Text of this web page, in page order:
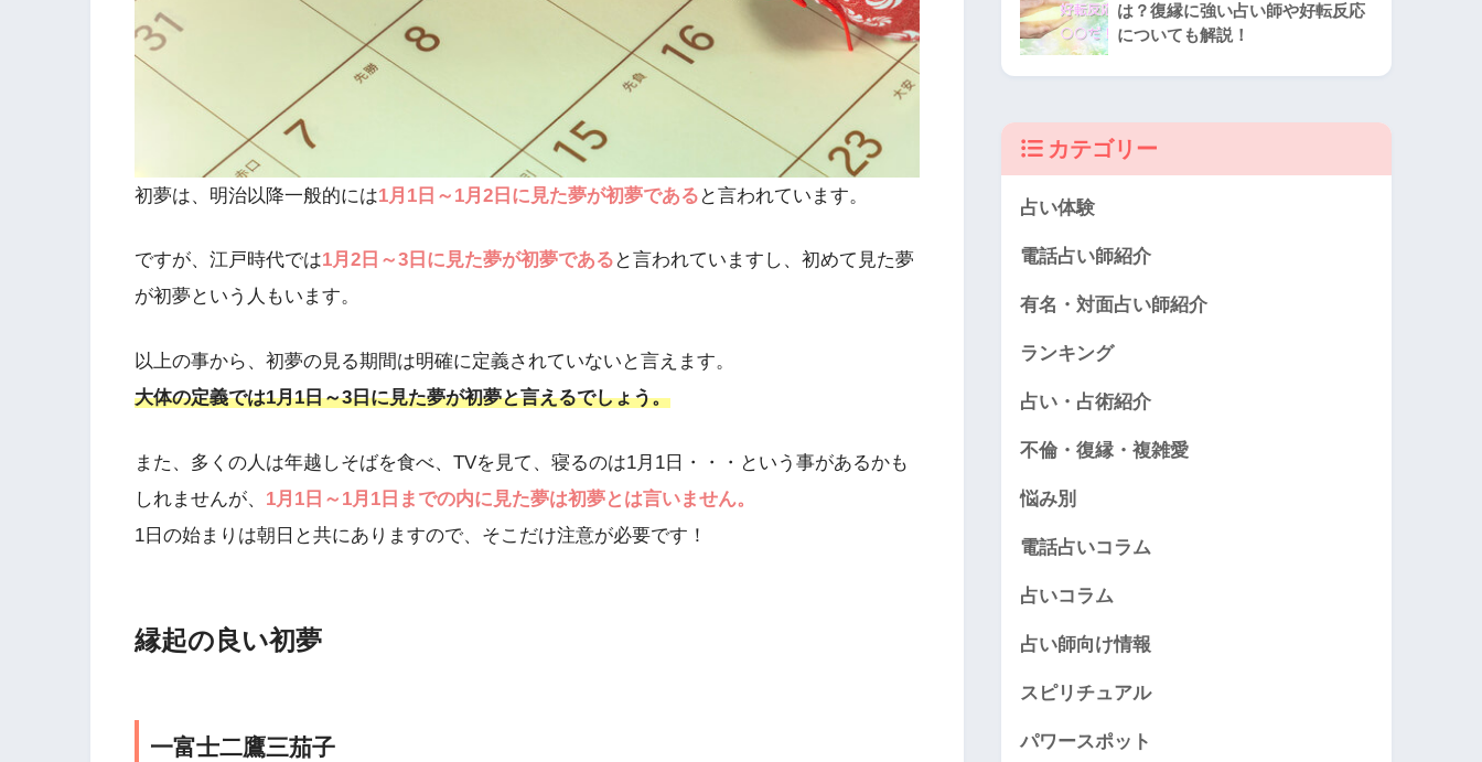
初夢は、明治以降一般的には1月1日～1月2日に見た夢が初夢である と言われています。
ですが、江戸時代では1月2日～3日に見た夢が初夢である と言われていますし、初めて見た夢
が初夢という人もいます。
以上の事から、初夢の見る期間は明確に定義されていないと言えます。
大体の定義では1月1日～3日に見た夢が初夢と言えるでしょう。
また、多くの人は年越しそばを食べ、TVを見て、寝るのは1月1日・・・という事があるかも
しれませんが、 1月1日～1月1日までの内に見た夢は初夢とは言いません。
1日の始まりは朝日と共にありますので、そこだけ注意が必要です！
縁起の良い初夢
一富士二鷹三茄子
は？復縁に強い占い師や好転反応
についても解説！
カテゴリー
占い体験
電話占い師紹介
有名・対面占い師紹介
ランキング
占い・占術紹介
不倫・復縁・複雑愛
悩み別
電話占いコラム
占いコラム
占い師向け情報
スピリチュアル
パワースポット